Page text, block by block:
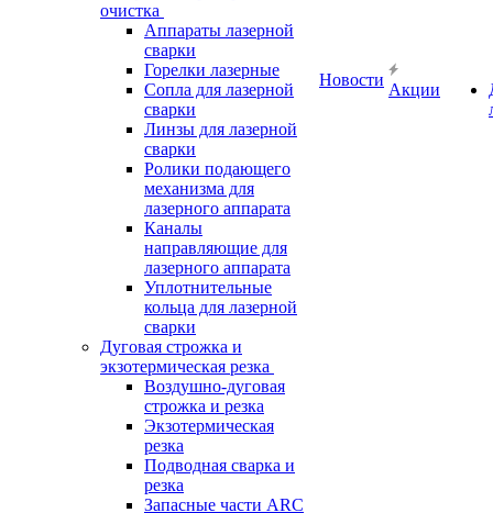
очистка
Аппараты лазерной
сварки
Горелки лазерные
Сопла для лазерной
сварки
Линзы для лазерной
сварки
Ролики подающего
механизма для
лазерного аппарата
Каналы
направляющие для
лазерного аппарата
Уплотнительные
кольца для лазерной
сварки
Дуговая строжка и
экзотермическая резка
Воздушно-дуговая
строжка и резка
Экзотермическая
резка
Подводная сварка и
резка
Запасные части ARC
Новости
Акции